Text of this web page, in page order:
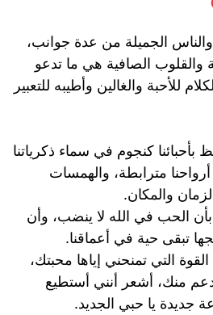
الجميلة من عدة جوانب،
والقلوب الصافية هي ما تدعو
للأحبة والغالين وأطيبه للتعبير
بأحبائنا كنجوم في سماء ذكرياتنا
مترابطة، والهمسات
والمكان.
الحب في الله لا ينضب، وأن
تبقى حية في أعماقنا.
التي تمنحني إياها محبتك،
منك، أشعر أنني أستطيع
جديدة يا حبي الجديد.